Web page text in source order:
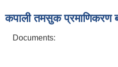
कपाली तमसुक प्रमाणिकरण
Documents: